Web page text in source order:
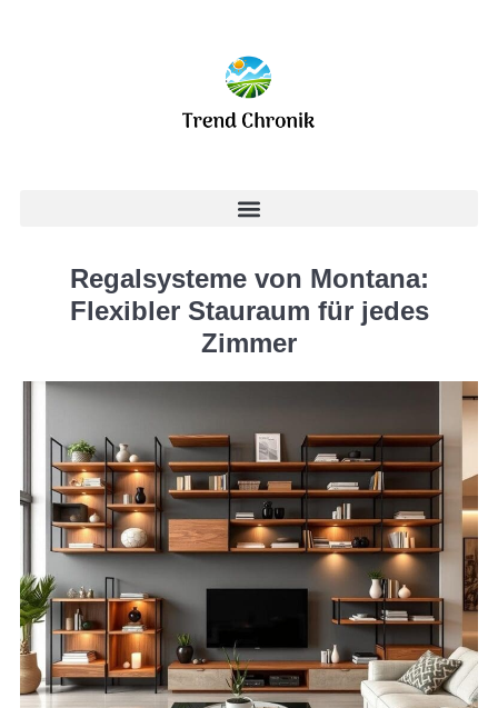
Regalsysteme von Montana:
Flexibler Stauraum für jedes
Zimmer